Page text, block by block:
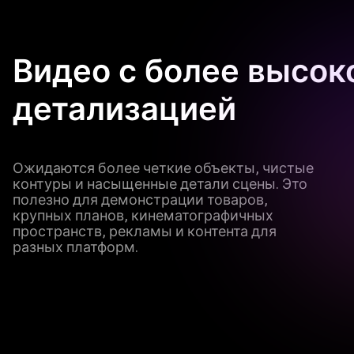
Видео с более
детализацией
Ожидаются более четкие объекты, чистые
контуры и насыщенные детали сцены. Это
полезно для демонстрации товаров,
крупных планов, кинематографичных
пространств, рекламы и контента для
разных платформ.